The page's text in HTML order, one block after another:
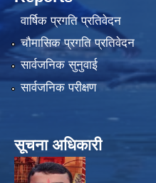
वार्षिक प्रगति प्रतिवेदन
चौमासिक प्रगति प्रतिवेदन
सार्वजनिक सुनुवाई
सार्वजनिक परीक्षण
सूचना अधिकारी